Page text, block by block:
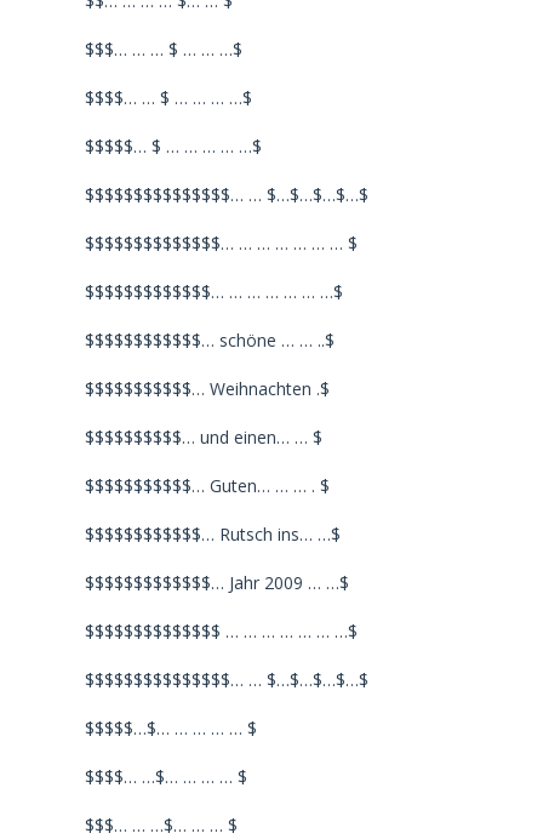
$$$… … … $ … … …$
$$$$… … $ … … … …$
$$$$$… $ … … … … …$
$$$$$$$$$$$$$$$… … $…$…$…$…$
$$$$$$$$$$$$$$… … … … … … … $
$$$$$$$$$$$$$… … … … … … …$
$$$$$$$$$$$$… schöne … … ..$
$$$$$$$$$$$… Weihnachten .$
$$$$$$$$$$… und einen… … $
$$$$$$$$$$$… Guten… … … . $
$$$$$$$$$$$$… Rutsch ins… …$
$$$$$$$$$$$$$… Jahr 2009 … …$
$$$$$$$$$$$$$$ … … … … … … …$
$$$$$$$$$$$$$$$… … $…$…$…$…$
$$$$$…$… … … … … $
$$$$… …$… … … … $
$$$… … …$… … … $